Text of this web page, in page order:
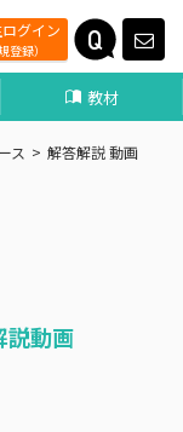
グイン
登録）
教材
ス 解答解説 動画
動画